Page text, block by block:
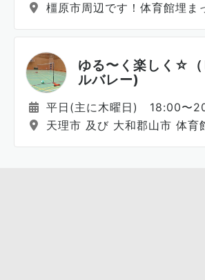
橿原市周辺です！体育館埋ま
ゆる〜く楽しく☆（
ルバレー)
平日(主に木曜日) 18:00〜
天理市 及び 大和郡山市 体育